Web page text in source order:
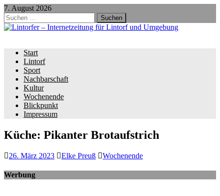
7. August 2026
Suchen
nach:
Start
Lintorf
Sport
Nachbarschaft
Kultur
Wochenende
Blickpunkt
Impressum
Küche: Pikanter Brotaufstrich
26. März 2023 Elke Preuß Wochenende
Werbung